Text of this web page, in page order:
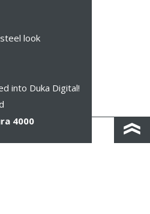
look
into Duka Digital!
4000